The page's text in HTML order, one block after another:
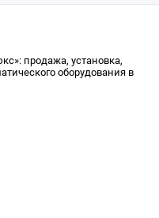
продажа, установка,
оборудования в